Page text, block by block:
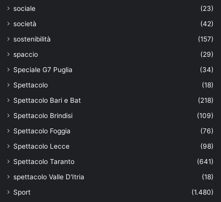
sociale
(23)
società
(42)
sostenibilità
(157)
spaccio
(29)
Speciale G7 Puglia
(34)
Spettacolo
(18)
Spettacolo Bari e Bat
(218)
Spettacolo Brindisi
(109)
Spettacolo Foggia
(76)
Spettacolo Lecce
(98)
Spettacolo Taranto
(641)
spettacolo Valle D'Itria
(18)
Sport
(1.480)